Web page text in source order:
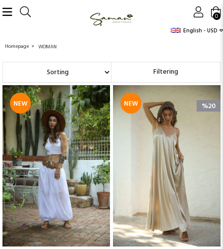
English - USD
0
Homepage WOMAN
Filtering
Sort
NEW
ITEM
%20
NEW